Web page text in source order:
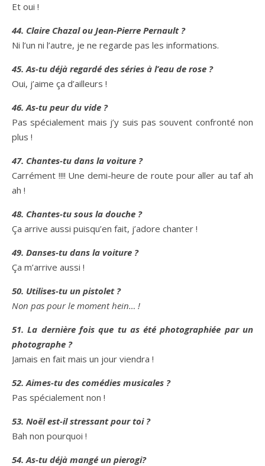
Et oui !
44. Claire Chazal ou Jean-Pierre Pernault ?
Ni l’un ni l’autre, je ne regarde pas les informations.
45. As-tu déjà regardé des séries à l’eau de rose ?
Oui, j’aime ça d’ailleurs !
46. As-tu peur du vide ?
Pas spécialement mais j’y suis pas souvent confronté non
plus !
47. Chantes-tu dans la voiture ?
Carrément !!!! Une demi-heure de route pour aller au taf ah
ah !
48. Chantes-tu sous la douche ?
Ça arrive aussi puisqu’en fait, j’adore chanter !
49. Danses-tu dans la voiture ?
Ça m’arrive aussi !
50. Utilises-tu un pistolet ?
Non pas pour le moment hein… !
51. La dernière fois que tu as été photographiée par un
photographe ?
Jamais en fait mais un jour viendra !
52. Aimes-tu des comédies musicales ?
Pas spécialement non !
53. Noël est-il stressant pour toi ?
Bah non pourquoi !
54. As-tu déjà mangé un pierogi?